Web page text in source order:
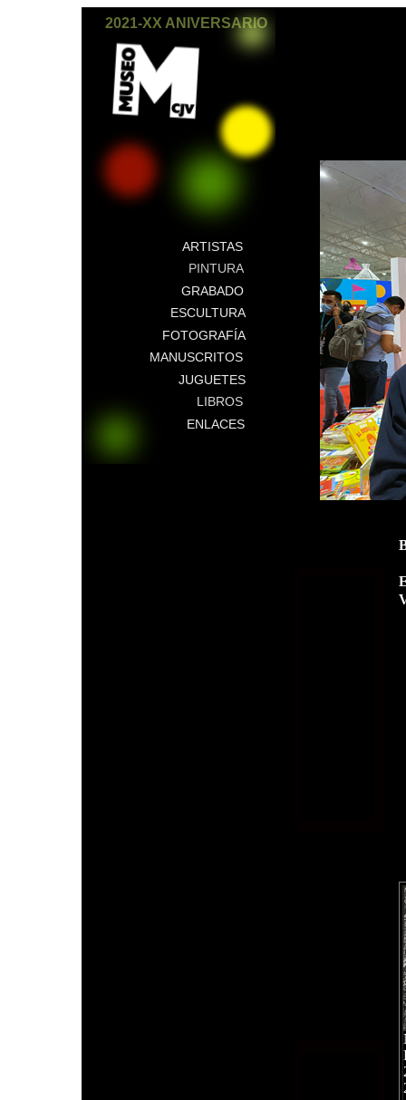
2021-XX ANIVERSARIO
ARTISTAS
PINTURA
GRABADO
ESCULTURA
FOTOGRAFÍA
MANUSCRITOS
JUGUETES
LIBROS
ENLACES